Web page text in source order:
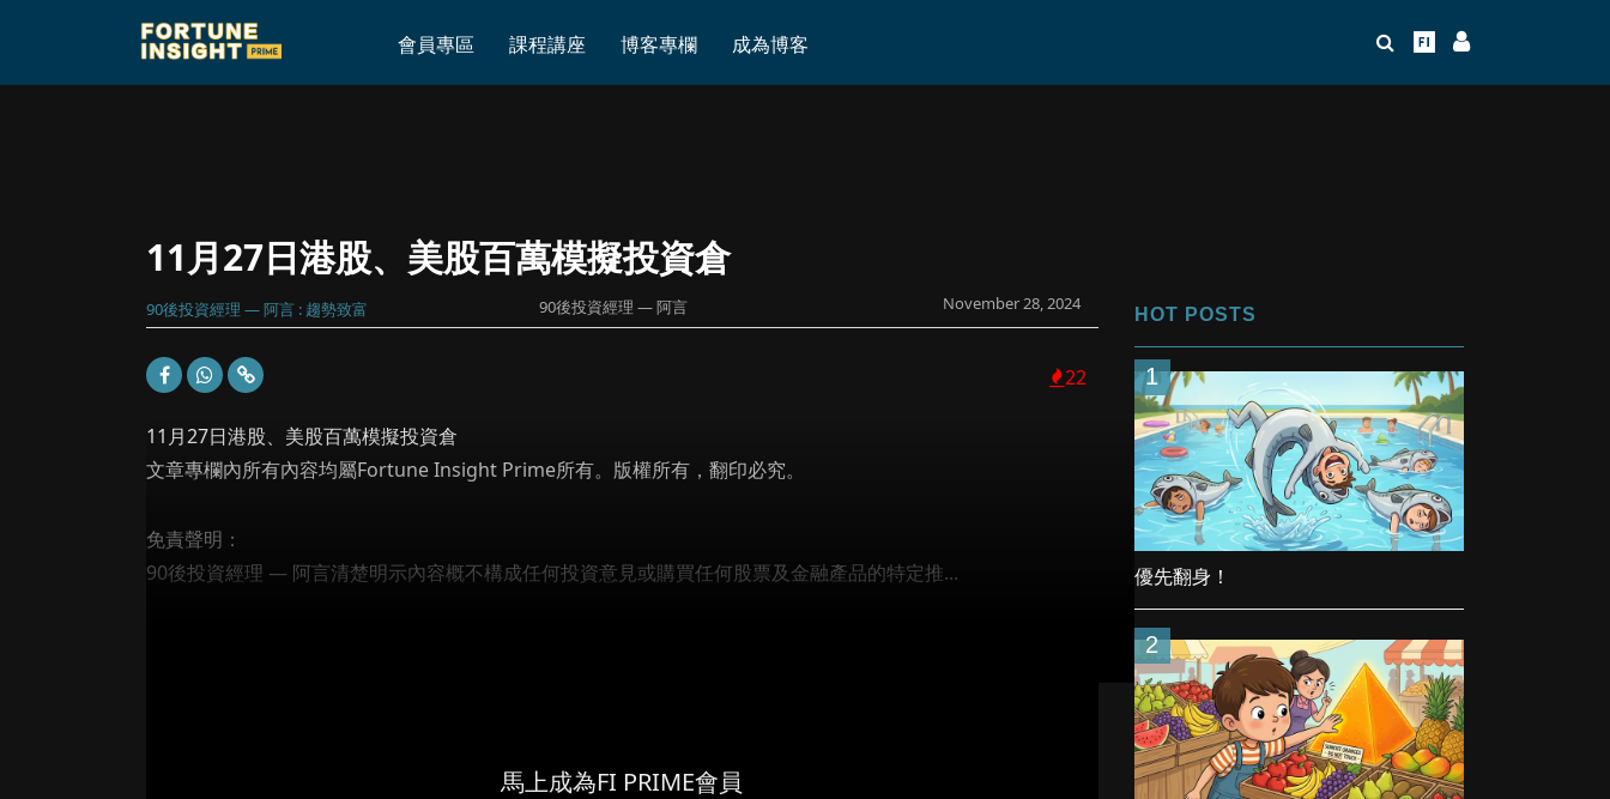
會員專區 課程講座 博客專欄 成為博客
11月27日港股、美股百萬模擬投資倉
11月27日港股、美股百萬模擬投資倉
90後投資經理 — 阿言 : 趨勢致富 90後投資經理 — 阿言 November 28, 2024
22
11月27日港股、美股百萬模擬投資倉
文章專欄內所有內容均屬Fortune Insight Prime所有。版權所有，翻印必究。
免責聲明：
90後投資經理 — 阿言清楚明示內容概不構成任何投資意見或購買任何股票及金融產品的特定推...
馬上成為FI PRIME會員
HOT POSTS
1
優先翻身！
2